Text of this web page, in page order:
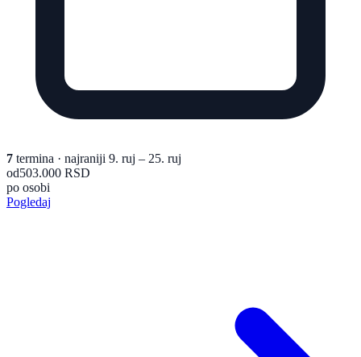
7 termina · najraniji 9. ruj – 25. ruj
od503.000 RSD
po osobi
Pogledaj